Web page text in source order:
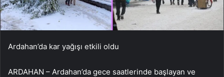
Ardahan’da kar yağışı etkili oldu
ARDAHAN – Ardahan’da gece saatlerinde başlayan ve